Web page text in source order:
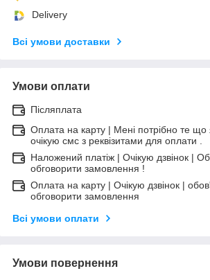
Delivery
Всі умови доставки
Умови оплати
Післяплата
Оплата на карту | Мені потрібно те
очікую смс з реквізитами для оплати .
Наложений платіж | Очікую дзвінок |
обговорити замовлення !
Оплата на карту | Очікую дзвінок |
обговорити замовлення
Всі умови оплати
Умови повернення